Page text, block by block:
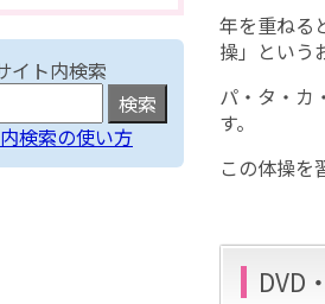
年を重ねる
操」という
パ・タ・カ
す。
この体操を
DVD
イト内検索
検索の使い方